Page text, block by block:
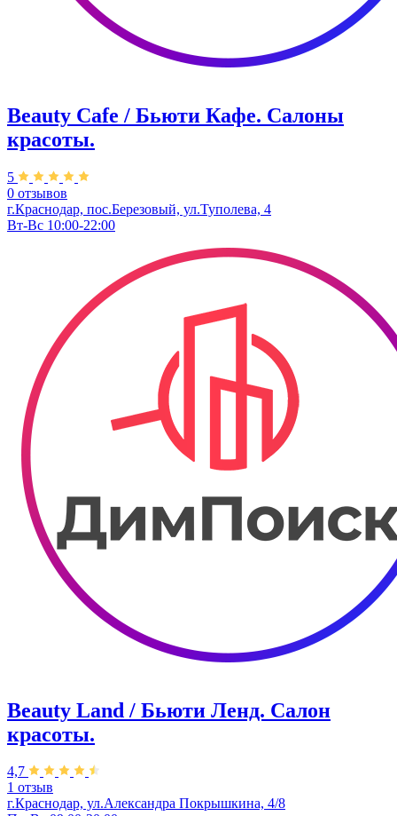
Beauty Cafe / Бьюти Кафе. Салоны
красоты.
5
0 отзывов
г.Краснодар, пос.Березовый, ул.Туполева, 4
Вт-Вс 10:00-22:00
Beauty Land / Бьюти Ленд. Салон
красоты.
4,7
1 отзыв
г.Краснодар, ул.Александра Покрышкина, 4/8